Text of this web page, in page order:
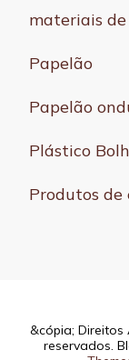
materiais
Papelão
Papelão
Plástico
Produtos
&cópia; Direitos
reservados.